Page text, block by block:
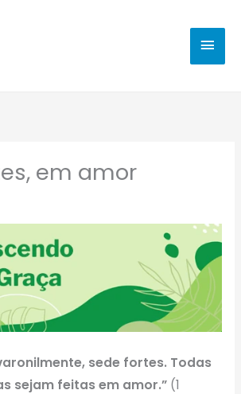
em amor
sede fortes. Todas
sejam feitas em amor.”(1